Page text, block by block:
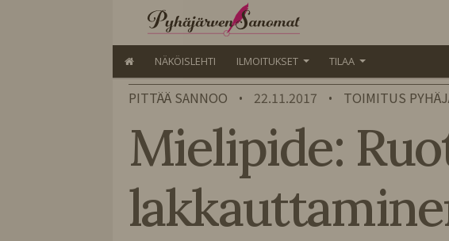
NÄKÖISLEHTI ILMOITUKSET TILAA
PITTÄÄ SANNOO • 22.11.2017 • TOIMITUS
Mielipide: